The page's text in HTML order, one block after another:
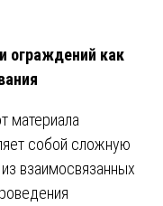
ограждений как
материала
собой сложную
взаимосвязанных